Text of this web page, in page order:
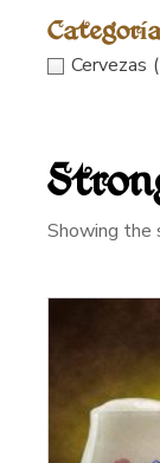
Cervezas
Showing the